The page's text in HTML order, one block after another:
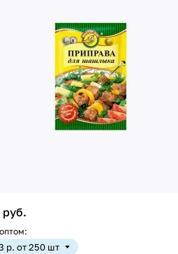
руб.
р. от 250 шт